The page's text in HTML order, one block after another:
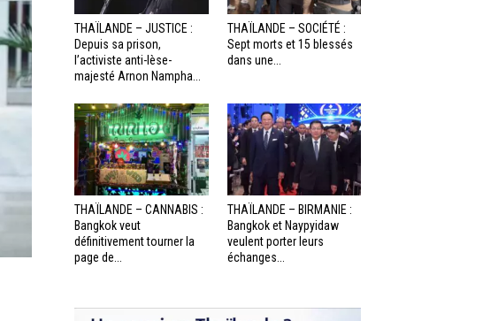
THAÏLANDE – JUSTICE :
Depuis sa prison,
l’activiste anti-lèse-
majesté Arnon Nampha...
THAÏLANDE – SOCIÉTÉ :
Sept morts et 15 blessés
dans une...
THAÏLANDE – CANNABIS :
Bangkok veut
définitivement tourner la
page de...
THAÏLANDE – BIRMANIE :
Bangkok et Naypyidaw
veulent porter leurs
échanges...